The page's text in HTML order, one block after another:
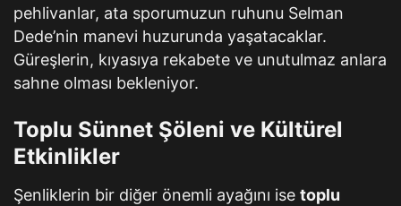
pehlivanlar, ata sporumuzun ruhunu Selman
Dede’nin manevi huzurunda yaşatacaklar.
Güreşlerin, kıyasıya rekabete ve unutulmaz anlara
sahne olması bekleniyor.
Toplu Sünnet Şöleni ve Kültürel
Etkinlikler
Şenliklerin bir diğer önemli ayağını isetoplu